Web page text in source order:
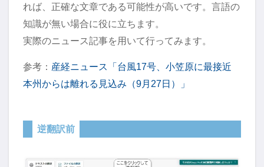
れば、正確な文章である可能性が高いです。言語の
知識が無い場合に役に立ちます。
実際のニュース記事を用いて行ってみます。
参考： 産経ニュース「台風17号、小笠原に最接近
本州からは離れる見込み（9月27日）」
逆翻訳前